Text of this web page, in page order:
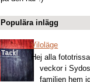
Populära inlägg
Viloläge
Hej alla
veckor i
familjen hem